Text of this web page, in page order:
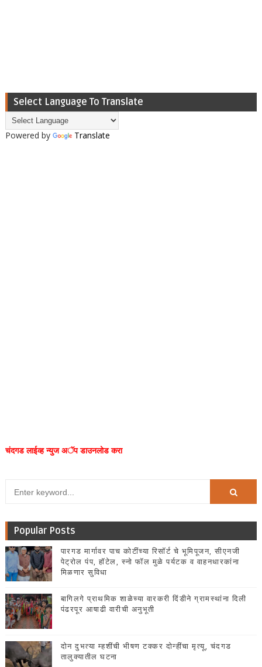
Select Language To Translate
Powered by Translate
चंदगड लाईव्ह न्युज अॅप डाउनलोड करा
Popular Posts
पारगड मार्गावर पाच कोटींच्या रिसॉर्ट चे भूमिपूजन, सीएनजी
पेट्रोल पंप, हॉटेल, स्नो फॉल मुळे पर्यटक व वाहनधारकांना
मिळणार सुविधा
बागिलगे प्राथमिक शाळेच्या वारकरी दिंडीने ग्रामस्थांना दिली
पंढरपूर आषाढी वारीची अनुभूती
दोन दुभत्या म्हशींची भीषण टक्कर दोन्हींचा मृत्यू, चंदगड
तालुक्यातील घटना